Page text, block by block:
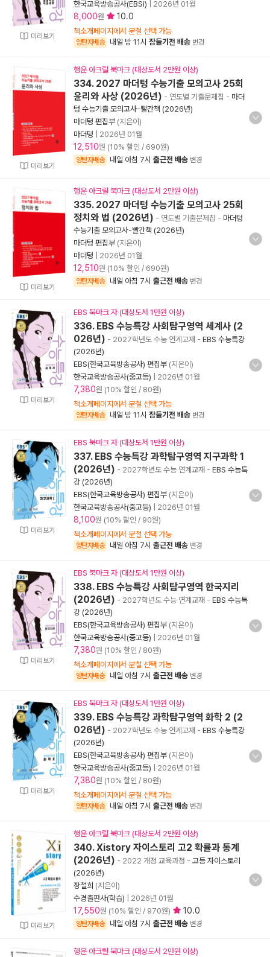
미리보기
한국교육방송공사(EBSi) 2026년 01월
8,000원 10.0
책소개페이지에서 분철 선택 가능
양탄자배송 내일 밤 11시 잠들기전 배송 변경
미리보기
행운 아크릴 북마크 (대상도서 2만원 이상)
334. 2027 마더텅 수능기출 모의고사 25회
윤리와 사상 (2026년) - 연도별 기출문제집 - 마더
텅 수능기출 모의고사-빨간책 (2026년)
마더텅 편집부 (지은이)
마더텅
2026년 01월
12,510원 (10% 할인 / 690원)
양탄자배송 내일 아침 7시 출근전 배송 변경
미리보기
행운 아크릴 북마크 (대상도서 2만원 이상)
335. 2027 마더텅 수능기출 모의고사 25회
정치와 법 (2026년) - 연도별 기출문제집 - 마더텅
수능기출 모의고사-빨간책 (2026년)
마더텅 편집부 (지은이)
마더텅
2026년 01월
12,510원 (10% 할인 / 690원)
양탄자배송 내일 아침 7시 출근전 배송 변경
미리보기
EBS 북마크 자 (대상도서 1만원 이상)
336. EBS 수능특강 사회탐구영역 세계사 (2
026년) - 2027학년도 수능 연계교재 - EBS 수능특강
(2026년)
EBS(한국교육방송공사) 편집부 (지은이)
한국교육방송공사(중고등)
2026년 01월
7,380원 (10% 할인 / 80원)
책소개페이지에서 분철 선택 가능
양탄자배송 내일 밤 11시 잠들기전 배송 변경
미리보기
EBS 북마크 자 (대상도서 1만원 이상)
337. EBS 수능특강 과학탐구영역 지구과학 1
(2026년) - 2027학년도 수능 연계교재 - EBS 수능특
강 (2026년)
EBS(한국교육방송공사) 편집부 (지은이)
한국교육방송공사(중고등)
2026년 01월
8,100원 (10% 할인 / 90원)
책소개페이지에서 분철 선택 가능
양탄자배송 내일 아침 7시 출근전 배송 변경
미리보기
EBS 북마크 자 (대상도서 1만원 이상)
338. EBS 수능특강 사회탐구영역 한국지리
(2026년) - 2027학년도 수능 연계교재 - EBS 수능특
강 (2026년)
EBS(한국교육방송공사) 편집부 (지은이)
한국교육방송공사(중고등)
2026년 01월
7,380원 (10% 할인 / 80원)
책소개페이지에서 분철 선택 가능
양탄자배송 내일 아침 7시 출근전 배송 변경
미리보기
EBS 북마크 자 (대상도서 1만원 이상)
339. EBS 수능특강 과학탐구영역 화학 2 (2
026년) - 2027학년도 수능 연계교재 - EBS 수능특강
(2026년)
EBS(한국교육방송공사) 편집부 (지은이)
한국교육방송공사(중고등)
2026년 01월
7,380원 (10% 할인 / 80원)
책소개페이지에서 분철 선택 가능
양탄자배송 내일 아침 7시 출근전 배송 변경
미리보기
행운 아크릴 북마크 (대상도서 2만원 이상)
340. Xistory 자이스토리 고2 확률과 통계
(2026년) - 2022 개정 교육과정 - 고등 자이스토리
(2026년)
장철희 (지은이)
수경출판사(학습)
2026년 01월
17,550원 (10% 할인 / 970원) 10.0
양탄자배송 내일 아침 7시 출근전 배송 변경
행운 아크릴 북마크 (대상도서 2만원 이상)